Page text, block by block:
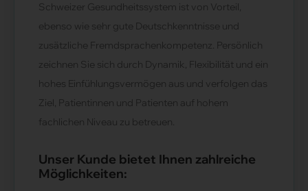
Schweizer Gesundheitssystem ist von Vorteil,
ebenso wie sehr gute Deutschkenntnisse und
zusätzliche Fremdsprachenkompetenz. Persönlich
zeichnen Sie sich durch Dynamik, Flexibilität und ein
hohes Einfühlungsvermögen aus und verfolgen das
Ziel, Patientinnen und Patienten auf hohem
fachlichen Niveau zu betreuen.
Unser Kunde bietet Ihnen zahlreiche
Möglichkeiten: